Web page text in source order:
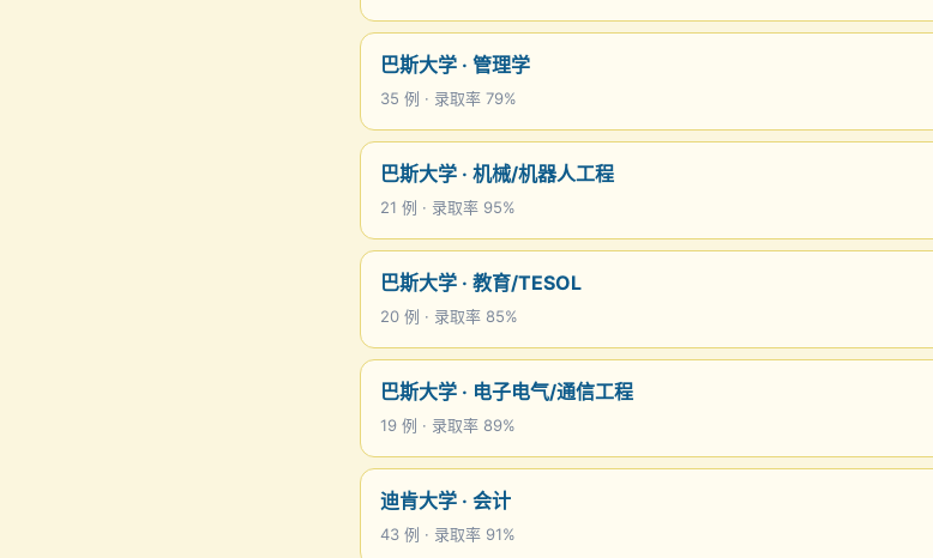
巴斯大学 · 管理学
35 例 · 录取率 79%
巴斯大学 · 机械/机器人工程
21 例 · 录取率 95%
巴斯大学 · 教育/TESOL
20 例 · 录取率 85%
巴斯大学 · 电子电气/通信工程
19 例 · 录取率 89%
迪肯大学 · 会计
43 例 · 录取率 91%